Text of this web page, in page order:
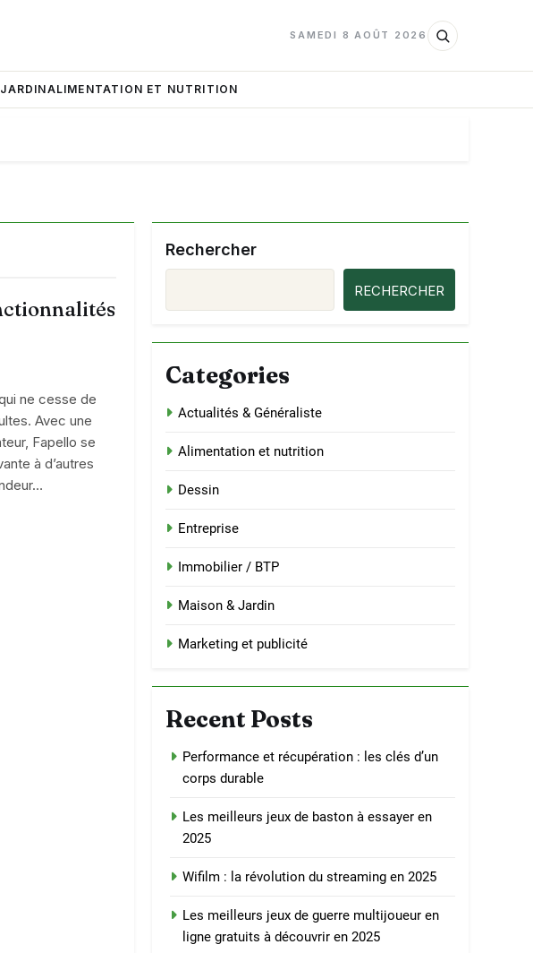
SAMEDI 8 AOÛT 2026
ALIMENTATION ET NUTRITION
ne cesse de
Avec une
Fapello se
à d’autres
Rechercher
RECHERCHER
Categories
Actualités & Généraliste
Alimentation et nutrition
Dessin
Entreprise
Immobilier / BTP
Maison & Jardin
Marketing et publicité
Recent Posts
Performance et récupération : les clés d’un
corps durable
Les meilleurs jeux de baston à essayer en
2025
Wifilm : la révolution du streaming en 2025
Les meilleurs jeux de guerre multijoueur en
ligne gratuits à découvrir en 2025